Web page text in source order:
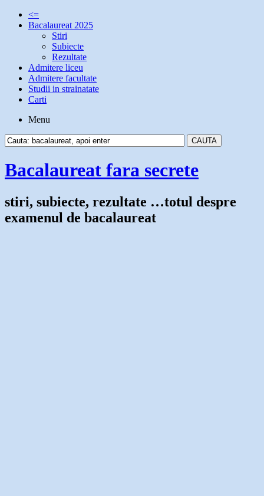
<=
Bacalaureat 2025
Stiri
Subiecte
Rezultate
Admitere liceu
Admitere facultate
Studii in strainatate
Carti
Menu
Bacalaureat fara secrete
stiri, subiecte, rezultate …totul despre
examenul de bacalaureat